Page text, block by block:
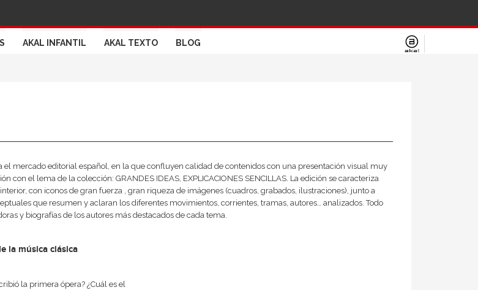
AKAL INFANTIL AKAL TEXTO BLOG
el mercado editorial español, en la que confluyen calidad de contenidos con una presentación visual muy
con el lema de la colección: GRANDES IDEAS, EXPLICACIONES SENCILLAS. La edición se caracteriza
con iconos de gran fuerza , gran riqueza de imágenes (cuadros, grabados, ilustraciones), junto a
que resumen y aclaran los diferentes movimientos, corrientes, tramas, autores… analizados. Todo
y biografías de los autores más destacados de cada tema.
la música clásica
la primera ópera? ¿Cuál es el